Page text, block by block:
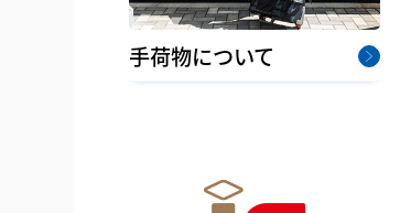
手荷物について